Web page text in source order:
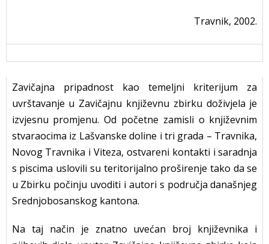
Travnik, 2002.
Zavičajna pripadnost kao temeljni kriterijum za
uvrštavanje u Zavičajnu književnu zbirku doživjela je
izvjesnu promjenu. Od početne zamisli o književnim
stvaraocima iz Lašvanske doline i tri grada – Travnika,
Novog Travnika i Viteza, ostvareni kontakti i saradnja
s piscima uslovili su teritorijalno proširenje tako da se
u Zbirku počinju uvoditi i autori s područja današnjeg
Srednjobosanskog kantona.
Na taj način je znatno uvećan broj književnika i